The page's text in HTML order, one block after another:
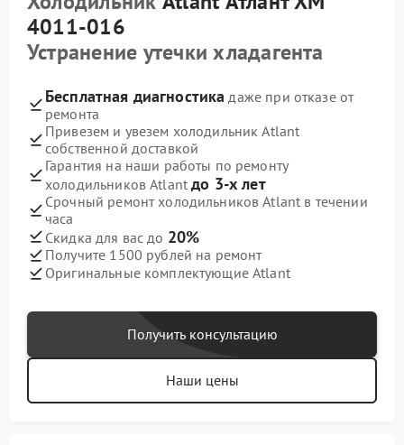
4011-016
Устранение утечки хладагента
Бесплатная диагностика даже при отказе от
ремонта
Привезем и увезем холодильник Atlant
собственной доставкой
Гарантия на наши работы по ремонту
холодильников Atlantдо 3-х лет
Срочный ремонт холодильников Atlant в течении
часа
Скидка для вас до 20%
Получите 1500 рублей на ремонт
Оригинальные комплектующие Atlant
Получить консультацию
Наши цены